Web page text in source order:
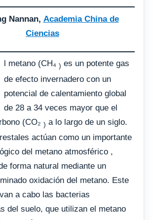
Nannan, Academia China de
Ciencias
l metano (CH₄) es un potente gas
de efecto invernadero con un
potencial de calentamiento global
de 28 a 34 veces mayor que el
(CO₂ ) a lo largo de un siglo.
actúan como un importante
del metano atmosférico ,
forma natural mediante un
oxidación del metano. Este
a cabo las bacterias
del suelo, que utilizan el metano